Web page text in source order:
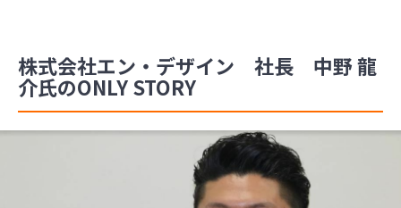
株式会社エン・デザイン 社長 中野 龍
介氏のONLY STORY